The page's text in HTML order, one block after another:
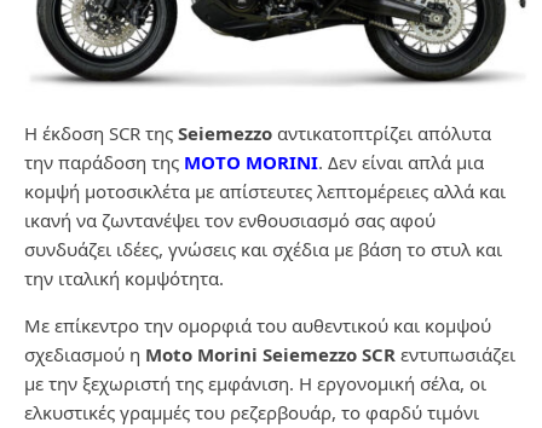
Η έκδοση SCR της Seiemezzo αντικατοπτρίζει απόλυτα
την παράδοση της MOTO MORINI. Δεν είναι απλά μια
κομψή μοτοσικλέτα με απίστευτες λεπτομέρειες αλλά και
ικανή να ζωντανέψει τον ενθουσιασμό σας αφού
συνδυάζει ιδέες, γνώσεις και σχέδια με βάση το στυλ και
την ιταλική κομψότητα.
Με επίκεντρο την ομορφιά του αυθεντικού και κομψού
σχεδιασμού η Moto Morini Seiemezzo SCR εντυπωσιάζει
με την ξεχωριστή της εμφάνιση. Η εργονομική σέλα, οι
ελκυστικές γραμμές του ρεζερβουάρ, το φαρδύ τιμόνι